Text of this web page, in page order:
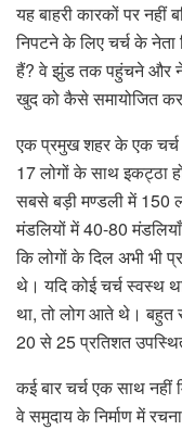
यह बाहरी कारकों पर
निपटने के लिए चर्च के
हैं? वे झुंड तक पहुंचने और
खुद को कैसे समायोजित
एक प्रमुख शहर के एक
17 लोगों के साथ इकट्ठा
सबसे बड़ी मण्डली में 150
मंडलियों में 40-80
कि लोगों के दिल अभी भी
थे। यदि कोई चर्च स्वस्थ
था, तो लोग आते थे। बहुत
20 से 25 प्रतिशत
कई बार चर्च एक साथ नहीं
वे समुदाय के निर्माण में